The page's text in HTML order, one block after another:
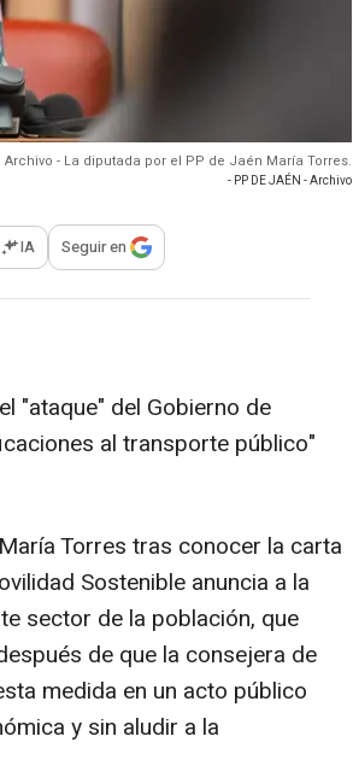
Archivo - La diputada por el PP de Jaén María Torres.
- PP DE JAÉN - Archivo
opciones para compartir
IA Seguir en
"ataque" del Gobierno de
al transporte público"
Torres tras conocer la carta
Sostenible anuncia a la
sector de la población, que
de que la consejera de
medida en un acto público
y sin aludir a la